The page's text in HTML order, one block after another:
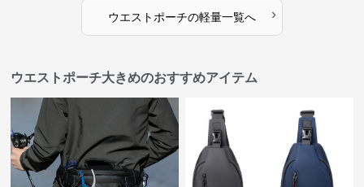
ウエストポーチの軽量一覧へ ›
ウエストポーチ大きめのおすすめアイテム